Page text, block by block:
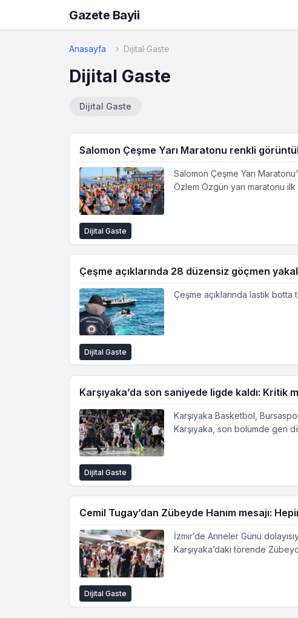
Gazete Bayii
Anasayfa Dijital Gaste
Dijital Gaste
Dijital Gaste
Salomon Çeşme Yarı Maratonu renkli
Salomon Çeşme Yarı
Özlem Özgün yarı maratonu ilk
Dijital Gaste
Çeşme açıklarında 28 düzensiz göçmen
Çeşme açıklarında lastik
Dijital Gaste
Karşıyaka’da son saniyede ligde kaldı: Kritik
Karşıyaka Basketbol,
Karşıyaka, son bölümde geri
Dijital Gaste
Cemil Tugay’dan Zübeyde Hanım mesajı:
İzmir’de Anneler Günü
Karşıyaka’daki törende
Dijital Gaste